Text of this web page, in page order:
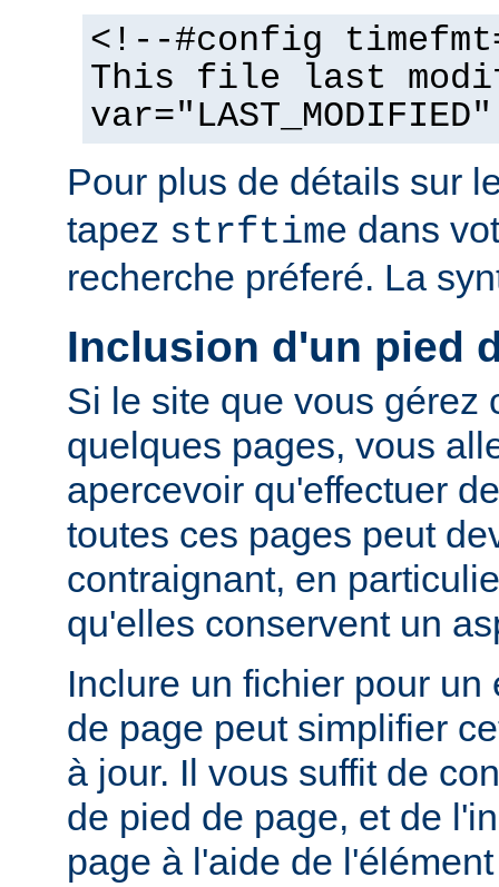
<!--#config
This file last
Pour plus de détails sur
tapez strftime dans
recherche préferé. La
Inclusion d'un pied
Si le site que vous gérez
quelques pages, vous
apercevoir qu'effectuer
toutes ces pages peut
contraignant, en
qu'elles conservent un
Inclure un fichier pour
de page peut simplifier
à jour. Il vous suffit de
de pied de page, et de
page à l'aide de